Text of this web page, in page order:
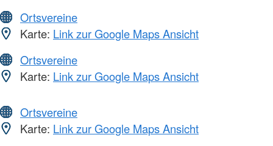
Ortsvereine
Karte: Link zur Google Maps Ansicht
Ortsvereine
Karte: Link zur Google Maps Ansicht
Ortsvereine
Karte: Link zur Google Maps Ansicht